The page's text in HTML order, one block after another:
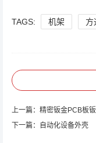
TAGS: 机架 方
上一篇： 精密钣金PCB板
下一篇：
自动化设备外壳